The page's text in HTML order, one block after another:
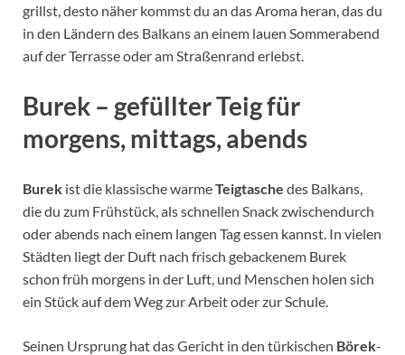
grillst, desto näher kommst du an das Aroma heran, das du
in den Ländern des Balkans an einem lauen Sommerabend
auf der Terrasse oder am Straßenrand erlebst.
Burek – gefüllter Teig für
morgens, mittags, abends
Burek ist die klassische warmeTeigtasche des Balkans,
die du zum Frühstück, als schnellen Snack zwischendurch
oder abends nach einem langen Tag essen kannst. In vielen
Städten liegt der Duft nach frisch gebackenem Burek
schon früh morgens in der Luft, und Menschen holen sich
ein Stück auf dem Weg zur Arbeit oder zur Schule.
Seinen Ursprung hat das Gericht in den türkischen Börek-